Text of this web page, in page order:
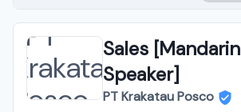
Sales [Mandarin
Speaker]
PT Krakatau Posco